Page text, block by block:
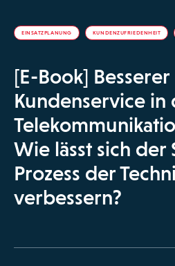
EINSATZPLANUNG KUNDENZUFRIEDENHEIT
[E-Book] Besserer
Kundenservice in
Wie lässt sich der
Prozess der
verbessern?